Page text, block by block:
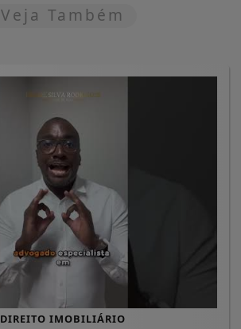
Veja Também
DIREITO IMOBILIÁRIO